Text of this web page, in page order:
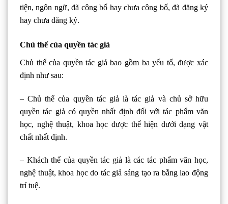
tiện, ngôn ngữ, đã công bố hay ch­ưa công bố, đã đăng ký
hay ch­ưa đăng ký.
Chủ thể của quyền tác giả
Chủ thể của quyền tác giả bao gồm ba yếu tố, được xác
định như sau:
– Chủ thể của quyền tác giả là tác giả và chủ sở hữu
quyền tác giả có quyền nhất định đối với tác phẩm văn
học, nghệ thuật, khoa học được thể hiện dưới dạng vật
chất nhất định.
– Khách thể của quyền tác giả là các tác phẩm văn học,
nghệ thuật, khoa học do tác giả sáng tạo ra bằng lao động
trí tuệ.